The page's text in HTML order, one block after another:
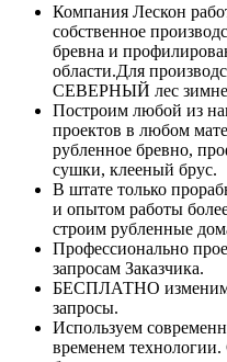
Компания Лескон
собственное
бревна и
области.Для
СЕВЕРНЫЙ лес
Построим любой из
проектов в любом
рубленное бревно,
сушки, клееный брус.
В штате только
и опытом работы
строим рубленные
Профессионально
запросам Заказчика.
БЕСПЛАТНО изменим
запросы.
Используем
временем технологии.